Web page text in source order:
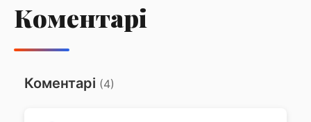
Читання недільного Апостола Літургія у неділю 7-му
після Пасхи, святих отців І Вселенського собору
Коментарі
Коментарі (4)